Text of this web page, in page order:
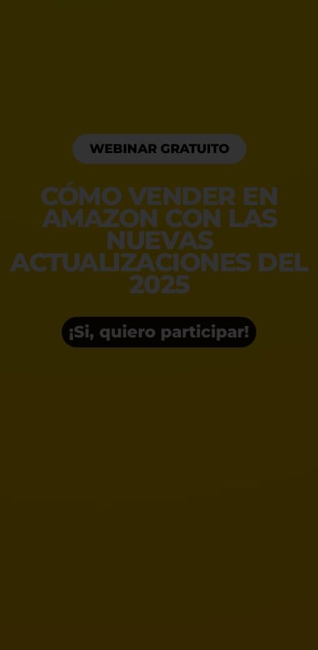
WEBINAR GRATUITO
CÓMO VENDER EN
AMAZON CON LAS
NUEVAS
ACTUALIZACIONES DEL
2025
¡Si, quiero participar!